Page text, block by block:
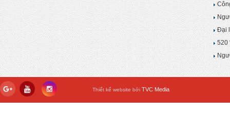
Đại
520
Thiết kế website bởi TVC Media